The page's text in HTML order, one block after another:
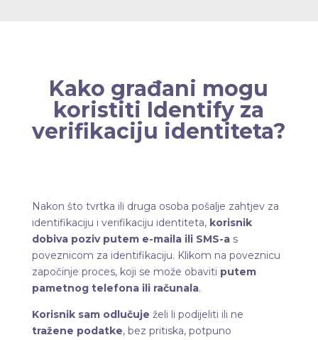
Kako građani mogu
koristiti Identify za
verifikaciju identiteta?
Nakon što tvrtka ili druga osoba pošalje zahtjev za
identifikaciju i verifikaciju identiteta, korisnik
dobiva poziv putem e-maila ili SMS-as
poveznicom za identifikaciju. Klikom na poveznicu
započinje proces, koji se može obaviti putem
pametnog telefona ili računala.
Korisnik sam odlučuje želi li podijeliti ili ne
tražene podatke, bez pritiska, potpuno